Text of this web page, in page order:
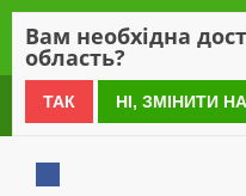
0 800 21 54 55
Вам необхідна
область?
ТАК НІ, ЗМІНИТИ